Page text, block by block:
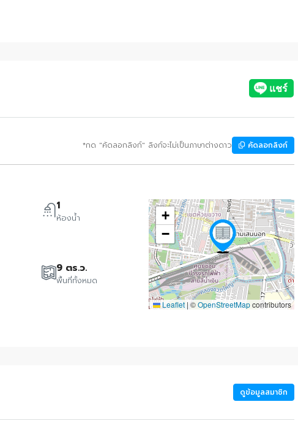
*กด "คัดลอกลิงก์" ลิงก์จะไม่เป็นภาษาต่างดาว คัดลอกลิงก์
1
ห้องน้ำ
9 ตร.ว.
พื้นที่ทั้งหมด
+
−
Leaflet | ©OpenStreetMapcontributors
ดูข้อมูลสมาชิก